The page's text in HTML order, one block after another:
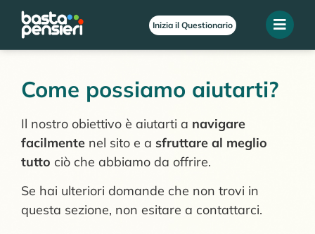
Inizia il Questionario
Come possiamo aiutarti?
Il nostro obiettivo è aiutarti a navigare
facilmente nel sito e a sfruttare al meglio
tutto ciò che abbiamo da offrire.
Se hai ulteriori domande che non trovi in
questa sezione, non esitare a contattarci.